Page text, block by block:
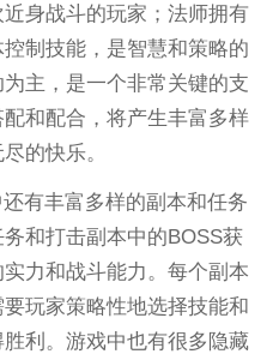
身战斗的玩家；法师拥有
制技能，是智慧和策略的
主，是一个非常关键的支
和配合，将产生丰富多样
的快乐。
有丰富多样的副本和任务
和打击副本中的BOSS获
力和战斗能力。每个副本
玩家策略性地选择技能和
利。游戏中也有很多隐藏